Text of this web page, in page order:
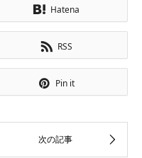
Hatena
RSS
Pin it